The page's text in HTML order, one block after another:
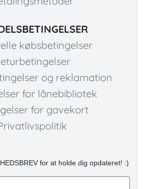
købsbetingelser
og reklamation
for lånebibliotek
for gavekort
for at holde dig opdateret! :)